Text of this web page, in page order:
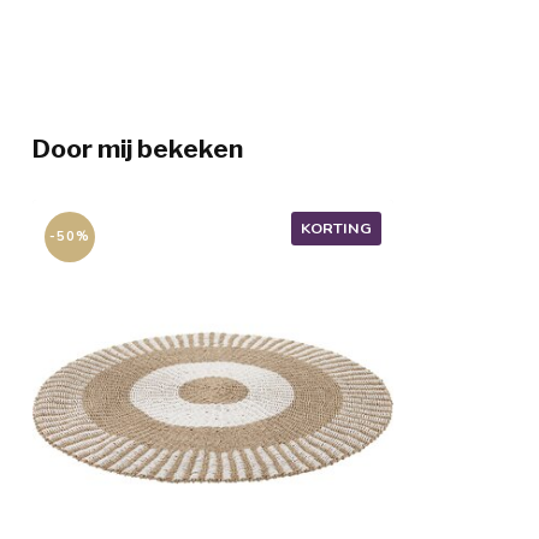
Door mij bekeken
KORTING
-50%